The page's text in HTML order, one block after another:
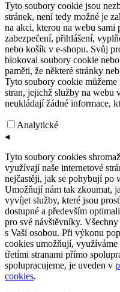
Tyto soubory cookie jsou
stránek, není tedy možné je
na akci, kterou na webu sami
zabezpečení, přihlášení,
nebo košík v e-shopu. Svůj
blokoval soubory cookie
paměti, že některé stránky
Tyto soubory cookie
stran, jejichž služby na webu
neukládají žádné informace,
Analytické
◂
Tyto soubory cookies
využívají naše internetové
nejčastěji, jak se pohybují po
Umožňují nám tak zkoumat,
vyvíjet služby, které jsou
dostupné a především
pro své návštěvníky.
s Vaší osobou. Při výkonu
cookies umožňují, využíváme
třetími stranami přímo
spolupracujeme, je uveden v
cookies.